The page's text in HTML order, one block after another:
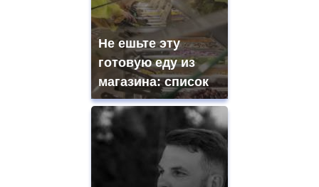
Не ешьте эту
готовую еду из
магазина: список